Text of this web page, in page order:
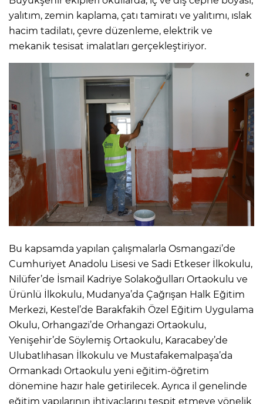
yalıtım, zemin kaplama, çatı tamiratı ve yalıtımı, ıslak
hacim tadilatı, çevre düzenleme, elektrik ve
mekanik tesisat imalatları gerçekleştiriyor.
Bu kapsamda yapılan çalışmalarla Osmangazi’de
Cumhuriyet Anadolu Lisesi ve Sadi Etkeser İlkokulu,
Nilüfer’de İsmail Kadriye Solakoğulları Ortaokulu ve
Ürünlü İlkokulu, Mudanya’da Çağrışan Halk Eğitim
Merkezi, Kestel’de Barakfakih Özel Eğitim Uygulama
Okulu, Orhangazi’de Orhangazi Ortaokulu,
Yenişehir’de Söylemiş Ortaokulu, Karacabey’de
Ulubatlıhasan İlkokulu ve Mustafakemalpaşa’da
Ormankadı Ortaokulu yeni eğitim-öğretim
dönemine hazır hale getirilecek. Ayrıca il genelinde
eğitim yapılarının ihtiyaçlarını tespit etmeye yönelik